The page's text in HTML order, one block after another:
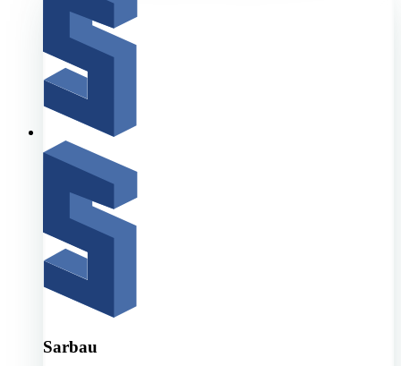
Sarbau